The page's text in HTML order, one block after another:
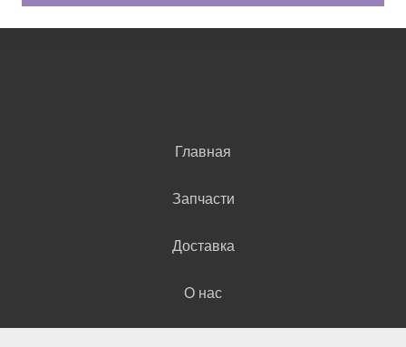
Главная
Запчасти
Доставка
О нас